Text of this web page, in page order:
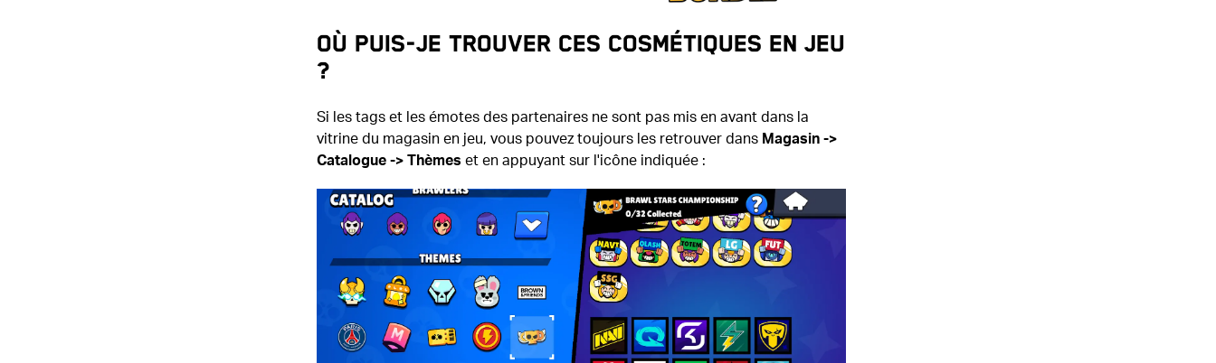
Où puis-je trouver ces cosmétiques en jeu
?
Si les tags et les émotes des partenaires ne sont pas mis en avant dans la
vitrine du magasin en jeu, vous pouvez toujours les retrouver dans Magasin ->
Catalogue -> Thèmes et en appuyant sur l'icône indiquée :